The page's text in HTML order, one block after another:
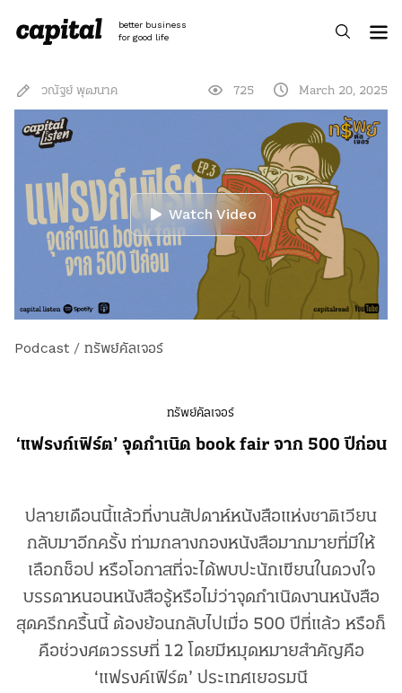
content
better business
for good life
วณัฐย์ พุฒนาค 725 March 20, 2025
Watch Video
Podcast / ทรัพย์คัลเจอร์
ทรัพย์คัลเจอร์
‘แฟรงก์เฟิร์ต’ จุดกำเนิด book fair จาก 500 ปีก่อน
ปลายเดือนนี้แล้วที่งานสัปดาห์หนังสือแห่งชาติเวียน
กลับมาอีกครั้ง ท่ามกลางกองหนังสือมากมายที่มีให้
เลือกช็อป หรือโอกาสที่จะได้พบปะนักเขียนในดวงใจ
บรรดาหนอนหนังสือรู้หรือไม่ว่าจุดกำเนิดงานหนังสือ
สุดครึกครื้นนี้ ต้องย้อนกลับไปเมื่อ 500 ปีที่แล้ว หรือก็
คือช่วงศตวรรษที่ 12 โดยมีหมุดหมายสำคัญคือ
‘แฟรงค์เฟิร์ต’ ประเทศเยอรมนี